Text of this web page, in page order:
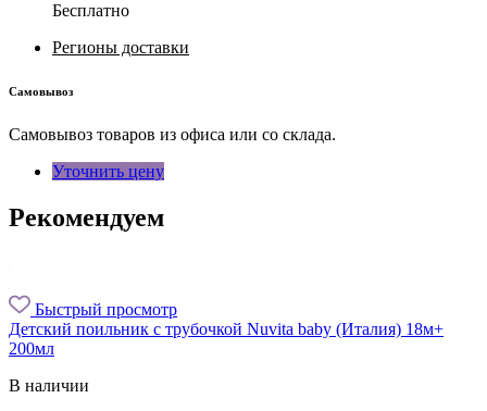
Бесплатно
Регионы доставки
Самовывоз
Самовывоз товаров из офиса или со склада.
Уточнить цену
Рекомендуем
Быстрый просмотр
Детский поильник с трубочкой Nuvita baby (Италия) 18м+
200мл
В наличии